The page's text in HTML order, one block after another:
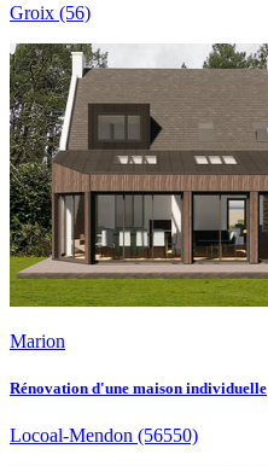
Groix (56)
Marion
Rénovation d'une maison individuelle
Locoal-Mendon (56550)